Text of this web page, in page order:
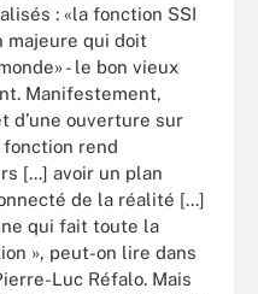
: «la fonction SSI
qui doit
- le bon vieux
Manifestement,
d’une ouverture sur
rend
[...] avoir un plan
de la réalité [...]
qui fait toute la
», peut-on lire dans
Luc Réfalo. Mais